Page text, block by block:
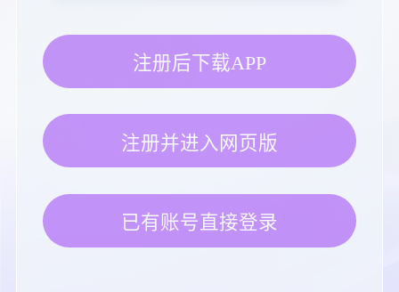
注册后下载APP
注册并进入网页版
已有账号直接登录